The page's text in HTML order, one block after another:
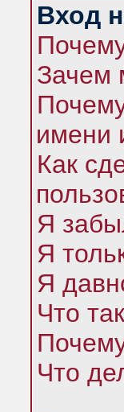
Вход
Зачем
имени
Как
Я
Я
Я
Что
Что